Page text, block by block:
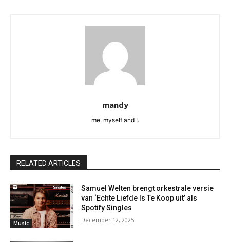
mandy
me, myself and I.
RELATED ARTICLES
Music
Samuel Welten brengt orkestrale versie
van ‘Echte Liefde Is Te Koop uit’ als
Spotify Singles
December 12, 2025